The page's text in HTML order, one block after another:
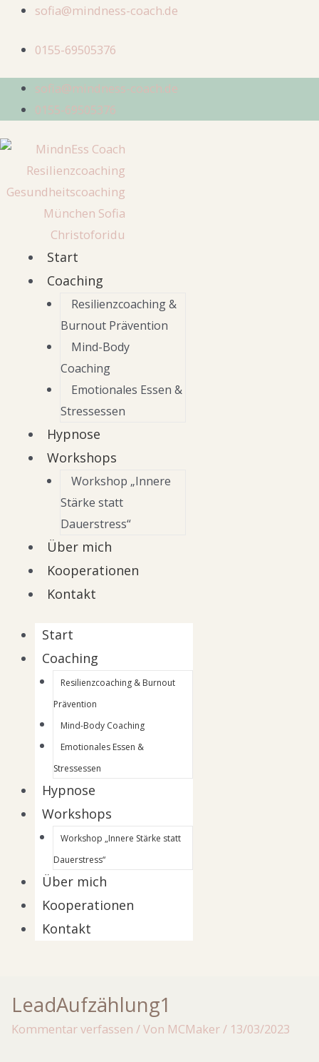
sofia@mindness-coach.de
0155-69505376
sofia@mindness-coach.de
0155-69505376
Start
Coaching
Resilienzcoaching &
Burnout Prävention
Mind-Body
Coaching
Emotionales Essen &
Stressessen
Hypnose
Workshops
Workshop „Innere
Stärke statt
Dauerstress“
Über mich
Kooperationen
Kontakt
Start
Coaching
Resilienzcoaching & Burnout
Prävention
Mind-Body Coaching
Emotionales Essen &
Stressessen
Hypnose
Workshops
Workshop „Innere Stärke statt
Dauerstress“
Über mich
Kooperationen
Kontakt
LeadAufzählung1
Kommentar verfassen / Von MCMaker/ 13/03/2023
Post